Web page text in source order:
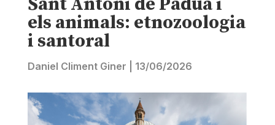
els animals: etnozoologia
i santoral
Daniel Climent Giner 13/06/2026